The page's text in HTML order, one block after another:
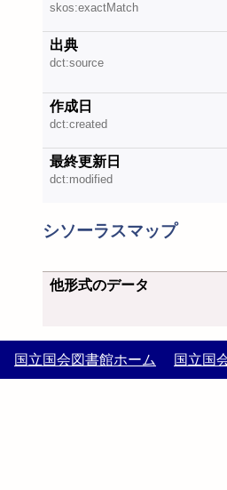
skos:exactMatch
出典
dct:source
作成日
dct:created
最終更新日
dct:modified
シソーラスマップ
他形式のデータ
国立国会図書館ホーム 国立国